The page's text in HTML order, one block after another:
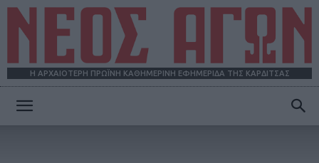
Η ΑΡΧΑΙΟΤΕΡΗ ΠΡΩΪΝΗ ΚΑΘΗΜΕΡΙΝΗ ΕΦΗΜΕΡΙΔΑ ΤΗΣ ΚΑΡΔΙΤΣΑΣ